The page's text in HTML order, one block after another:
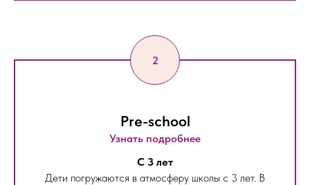
Pre-school
Узнать подробнее
С 3 лет
Дети погружаются в атмосферу школы с 3 лет. В